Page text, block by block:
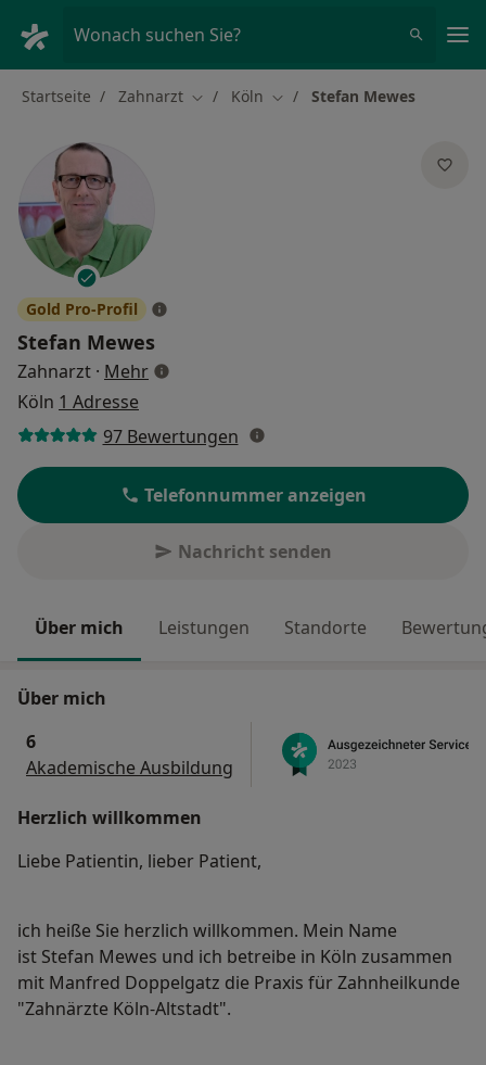
Wonach suchen Sie?
Startseite Zahnarzt Stadt ändern
Köln Stadt ändern
Stefan Mewes
Gold Pro-Profil
Stefan Mewes
Zahnarzt · Mehrüber Spezialisierungen
Köln 1 Adresse
97 Bewertungen
Telefonnummer anzeigen
Nachricht senden
Über mich Leistungen Standorte
Über mich
6
Akademische Ausbildung
Herzlich willkommen
Liebe Patientin, lieber Patient,
ich heiße Sie herzlich willkommen. Mein Name
ist Stefan Mewes und ich betreibe in Köln zusammen
mit Manfred Doppelgatz die Praxis für Zahnheilkunde
"Zahnärzte Köln-Altstadt".